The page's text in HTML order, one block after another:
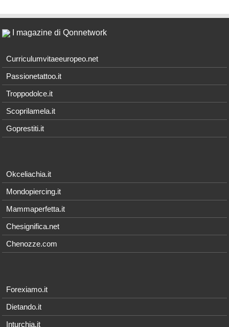
I magazine di Qonnetwork
Curriculumvitaeeuropeo.net
Passionetattoo.it
Troppodolce.it
Scoprilamela.it
Goprestiti.it
Okceliachia.it
Mondopiercing.it
Mammaperfetta.it
Chesignifica.net
Chenozze.com
Forexiamo.it
Dietando.it
Inturchia.it